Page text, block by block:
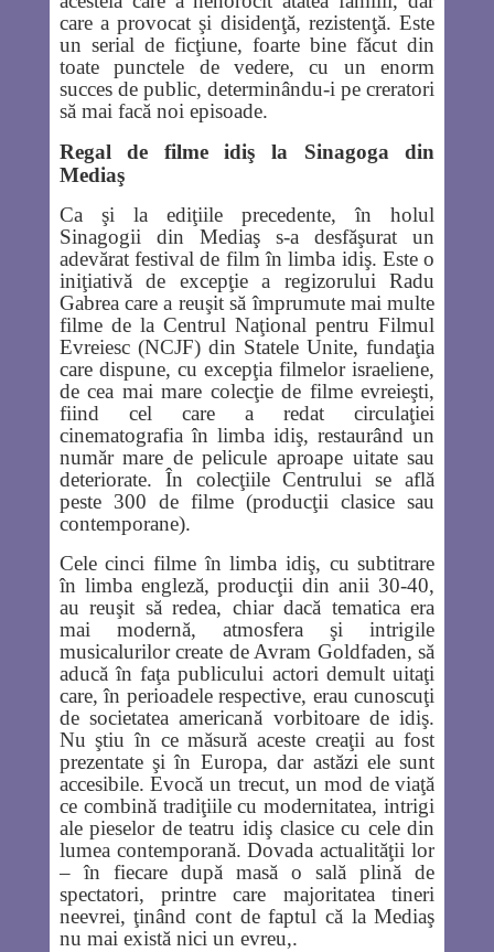
care a provocat şi disidenţă, rezistenţă. Este
un serial de ficţiune, foarte bine făcut din
toate punctele de vedere, cu un enorm
succes de public, determinându-i pe creratori
să mai facă noi episoade.
Regal de filme idiş la Sinagoga din
Mediaş
Ca şi la ediţiile precedente, în holul
Sinagogii din Mediaş s-a desfăşurat un
adevărat festival de film în limba idiş. Este o
iniţiativă de excepţie a regizorului Radu
Gabrea care a reuşit să împrumute mai multe
filme de la Centrul Naţional pentru Filmul
Evreiesc (NCJF) din Statele Unite, fundaţia
care dispune, cu excepţia filmelor israeliene,
de cea mai mare colecţie de filme evreieşti,
fiind cel care a redat circulaţiei
cinematografia în limba idiş, restaurând un
număr mare de pelicule aproape uitate sau
deteriorate. În colecţiile Centrului se află
peste 300 de filme (producţii clasice sau
contemporane).
Cele cinci filme în limba idiş, cu subtitrare
în limba engleză, producţii din anii 30-40,
au reuşit să redea, chiar dacă tematica era
mai modernă, atmosfera şi intrigile
musicalurilor create de Avram Goldfaden, să
aducă în faţa publicului actori demult uitaţi
care, în perioadele respective, erau cunoscuţi
de societatea americană vorbitoare de idiş.
Nu ştiu în ce măsură aceste creaţii au fost
prezentate şi în Europa, dar astăzi ele sunt
accesibile. Evocă un trecut, un mod de viaţă
ce combină tradiţiile cu modernitatea, intrigi
ale pieselor de teatru idiş clasice cu cele din
lumea contemporană. Dovada actualităţii lor
– în fiecare după masă o sală plină de
spectatori, printre care majoritatea tineri
neevrei, ţinând cont de faptul că la Mediaş
nu mai există nici un evreu,.